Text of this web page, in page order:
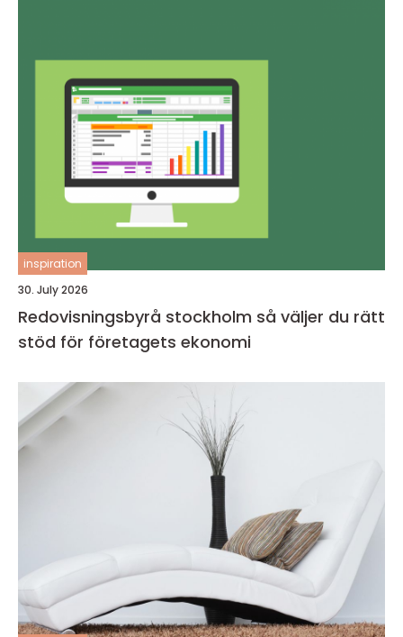
inspiration
30. July 2026
Redovisningsbyrå stockholm så väljer du rätt
stöd för företagets ekonomi